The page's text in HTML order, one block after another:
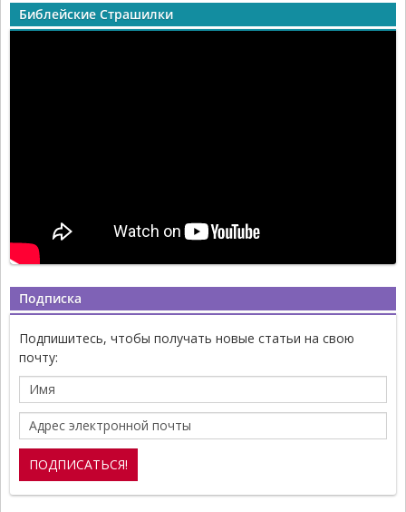
Библейские Страшилки
Подписка
Подпишитесь, чтобы получать новые статьи на свою
почту: